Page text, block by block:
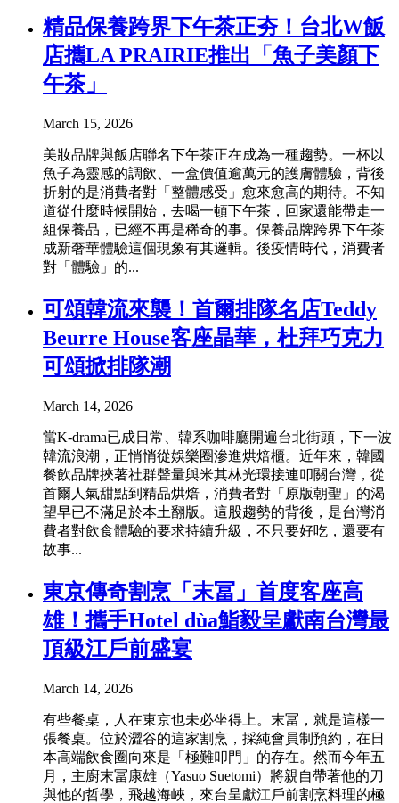
精品保養跨界下午茶正夯！台北W飯
店攜LA PRAIRIE推出「魚子美顏下
午茶」
March 15, 2026
美妝品牌與飯店聯名下午茶正在成為一種趨勢。一杯以
魚子為靈感的調飲、一盒價值逾萬元的護膚體驗，背後
折射的是消費者對「整體感受」愈來愈高的期待。不知
道從什麼時候開始，去喝一頓下午茶，回家還能帶走一
組保養品，已經不再是稀奇的事。保養品牌跨界下午茶
成新奢華體驗這個現象有其邏輯。後疫情時代，消費者
對「體驗」的...
可頌韓流來襲！首爾排隊名店Teddy
Beurre House客座晶華，杜拜巧克力
可頌掀排隊潮
March 14, 2026
當K-drama已成日常、韓系咖啡廳開遍台北街頭，下一波
韓流浪潮，正悄悄從娛樂圈滲進烘焙櫃。近年來，韓國
餐飲品牌挾著社群聲量與米其林光環接連叩關台灣，從
首爾人氣甜點到精品烘焙，消費者對「原版朝聖」的渴
望早已不滿足於本土翻版。這股趨勢的背後，是台灣消
費者對飲食體驗的要求持續升級，不只要好吃，還要有
故事...
東京傳奇割烹「末冨」首度客座高
雄！攜手Hotel dùa鮨毅呈獻南台灣最
頂級江戶前盛宴
March 14, 2026
有些餐桌，人在東京也未必坐得上。末冨，就是這樣一
張餐桌。位於澀谷的這家割烹，採純會員制預約，在日
本高端飲食圈向來是「極難叩門」的存在。然而今年五
月，主廚末冨康雄（Yasuo Suetomi）將親自帶著他的刀
與他的哲學，飛越海峽，來台呈獻江戶前割烹料理的極